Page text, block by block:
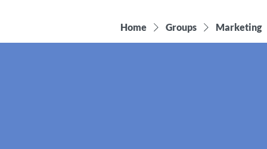
Home Groups Marketing